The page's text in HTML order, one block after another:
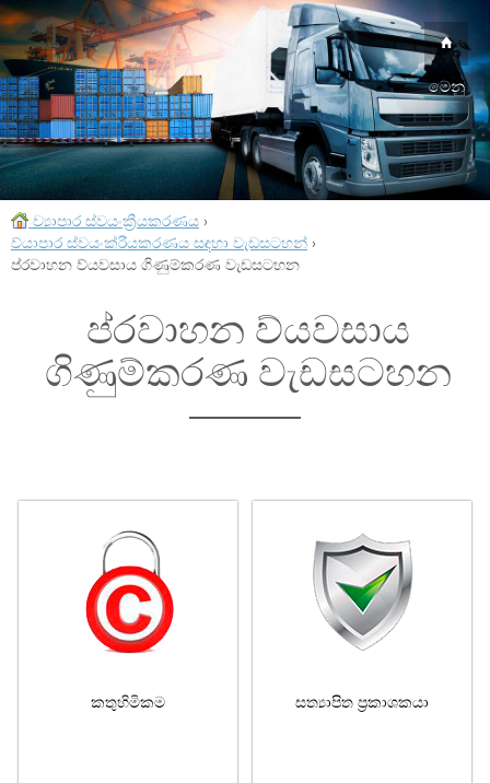
මෙනු
ව්‍යාපාර ස්වයංක්‍රීයකරණය ›
ව්යාපාර ස්වයංක්රීයකරණය සඳහා වැඩසටහන් ›
ප්රවාහන ව්යවසාය ගිණුම්කරණ වැඩසටහන
ප්රවාහන ව්යවසාය
ගිණුම්කරණ වැඩසටහන
කතුහිමිකම සත්‍යාපිත ප්‍රකාශකයා